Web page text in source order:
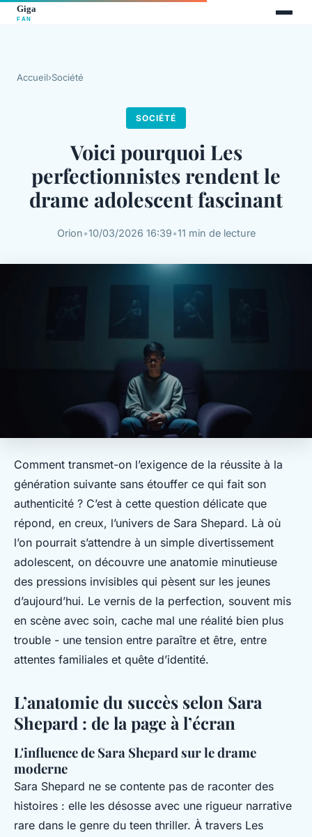
Accueil›Société
SOCIÉTÉ
Voici pourquoi Les
perfectionnistes rendent le
drame adolescent fascinant
Orion•10/03/2026 16:39•11 min de lecture
Comment transmet-on l’exigence de la réussite à la
génération suivante sans étouffer ce qui fait son
authenticité ? C’est à cette question délicate que
répond, en creux, l’univers de Sara Shepard. Là où
l’on pourrait s’attendre à un simple divertissement
adolescent, on découvre une anatomie minutieuse
des pressions invisibles qui pèsent sur les jeunes
d’aujourd’hui. Le vernis de la perfection, souvent mis
en scène avec soin, cache mal une réalité bien plus
trouble - une tension entre paraître et être, entre
attentes familiales et quête d’identité.
L’anatomie du succès selon Sara
Shepard : de la page à l’écran
L'influence de Sara Shepard sur le drame
moderne
Sara Shepard ne se contente pas de raconter des
histoires : elle les désosse avec une rigueur narrative
rare dans le genre du teen thriller. À travers Les